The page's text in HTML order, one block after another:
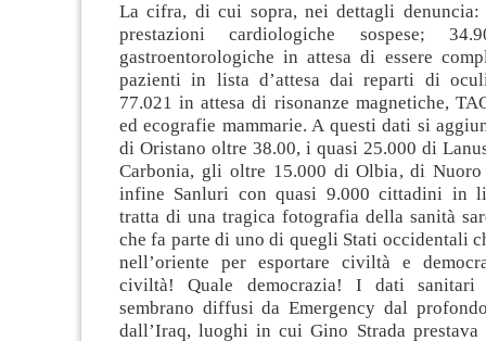
La cifra, di cui sopra, nei dettagli denuncia:
prestazioni cardiologiche sospese;
gastroentorologiche in attesa di essere
pazienti in lista d’attesa dai reparti di
77.021 in attesa di risonanze magnetiche,
ed ecografie mammarie. A questi dati si
di Oristano oltre 38.00, i quasi 25.000 di
Carbonia, gli oltre 15.000 di Olbia, di Nuoro
infine Sanluri con quasi 9.000 cittadini in
tratta di una tragica fotografia della sanità
che fa parte di uno di quegli Stati occidentali
nell’oriente per esportare civiltà e
civiltà! Quale democrazia! I dati sanitari
sembrano diffusi da Emergency dal
dall’Iraq, luoghi in cui Gino Strada